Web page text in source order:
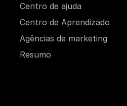
Centro de ajuda
Centro de Aprendizado
Agências de marketing
Resumo